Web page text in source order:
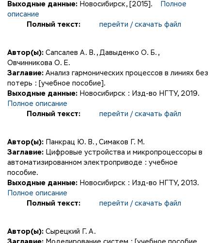
Выходные данные: Новосибирск, [2015].
Полное
описание
Полный текст:
перейти / скачать файл
Автор(ы): Сапсалев А. В. , Давыденко О. Б. ,
Овчинникова О. Е.
Заглавие: Анализ гармонических процессов в линиях без
потерь : [учебное пособие].
Выходные данные: Новосибирск : Изд-во НГТУ, 2019.
Полное описание
Полный текст:
перейти / скачать файл
Автор(ы): Панкрац Ю. В. , Симаков Г. М.
Заглавие: Цифровые устройства и микропроцессоры в
автоматизированном электроприводе : учебное
пособие.
Выходные данные: Новосибирск : Изд-во НГТУ, 2013.
Полное описание
Полный текст:
перейти / скачать файл
Автор(ы): Сырецкий Г. А.